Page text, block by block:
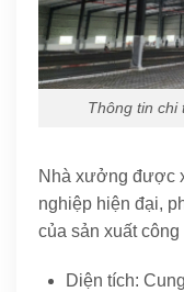
Thông tin chi
Nhà xưởng được
nghiệp hiện đại,
của sản xuất
Diện tích: